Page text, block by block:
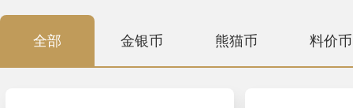
全部 金银币 熊猫币 料价币